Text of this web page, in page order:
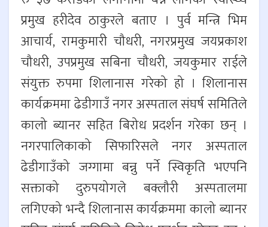
प्रमुख हरीदेव ठाकुरले बताए । पुर्व मन्त्रि भिम
आचार्य, रामकुमारी चौधरी, नगरप्रमुख जयप्रकाश
चौधरी, उपप्रमुख सबिना चौधरी, जयकुमार राईले
संयुक्त रुपमा शिलानास गरेको हो । शिलानास
कार्यक्रममा ढेडीगाउँ नगर अस्पताल संघर्ष समितिले
कालो ब्यानर सहित बिरोध प्रदर्शन गरेका छन् ।
नगरपालिकाको सिफारिसले नगर अस्पताल
ढेडीगाउँको जग्गामा बन्नु पर्ने स्विकृति भएपनि
सक्ताको दुरुपयोगले बक्लौरी अस्पतालमा
लगिएको भन्दै शिलानास कार्यक्रममा कालो ब्यानर